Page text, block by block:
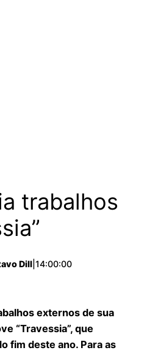
trabalhos
Dill 14:00:00
externos de sua
“Travessia”, que
fim deste ano. Para as